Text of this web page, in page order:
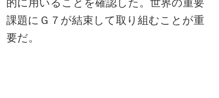
的に用いることを確認した。世界の重要
課題にＧ７が結束して取り組むことが重
要だ。